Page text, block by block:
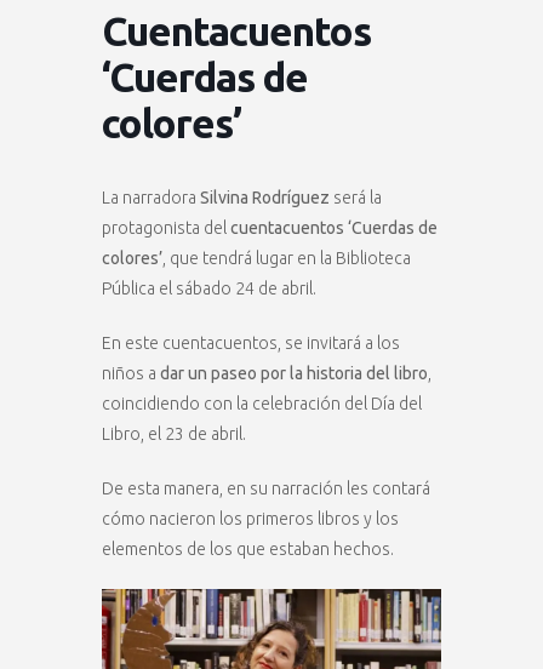
Cuentacuentos
‘Cuerdas de
colores’
La narradora Silvina Rodríguez será la
protagonista delcuentacuentos ‘Cuerdas de
colores’, que tendrá lugar en la Biblioteca
Pública el sábado 24 de abril.
En este cuentacuentos, se invitará a los
niños a dar un paseo por la historia del libro,
coincidiendo con la celebración del Día del
Libro, el 23 de abril.
De esta manera, en su narración les contará
cómo nacieron los primeros libros y los
elementos de los que estaban hechos.